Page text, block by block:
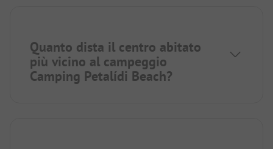
Quanto dista il centro abitato
più vicino al campeggio
Camping Petalídi Beach?